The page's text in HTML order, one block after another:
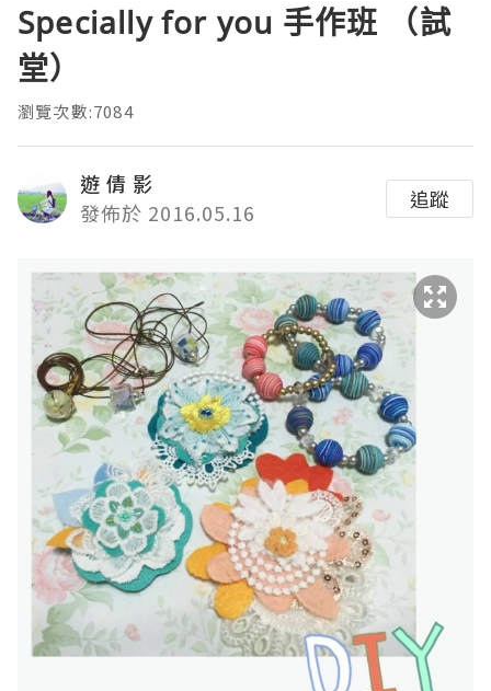
Specially for you 手作班 （試
堂）
瀏覽次數:7084
遊 倩 影
發佈於 2016.05.16
追蹤